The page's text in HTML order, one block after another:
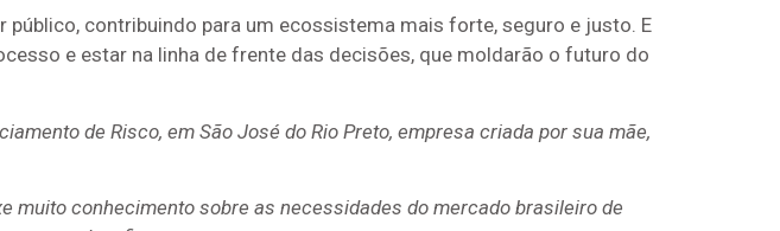
contribuindo para um ecossistema mais forte, seguro e justo. E
e estar na linha de frente das decisões, que moldarão o futuro do
de Risco, em São José do Rio Preto, empresa criada por sua mãe,
muito conhecimento sobre as necessidades do mercado brasileiro de